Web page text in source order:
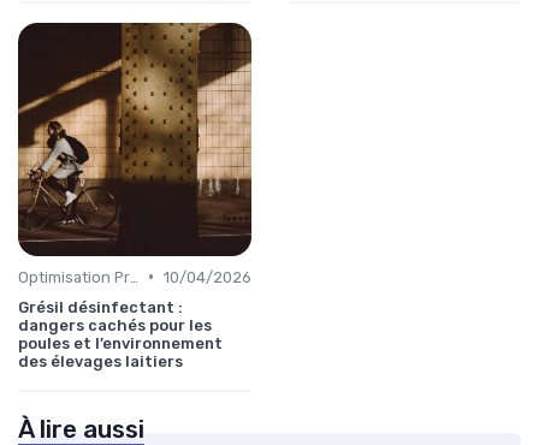
• 10/04/2026
Grésil désinfectant :
dangers cachés pour les
poules et l’environnement
des élevages laitiers
À lire aussi